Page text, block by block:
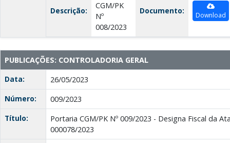
Descrição:
CGM/PK
Nº
008/2023
Documento: Download
PUBLICAÇÕES: CONTROLADORIA GERAL
Data:
26/05/2023
Número:
009/2023
Título:
Portaria CGM/PK Nº 009/2023 - Designa Fiscal da
000078/2023